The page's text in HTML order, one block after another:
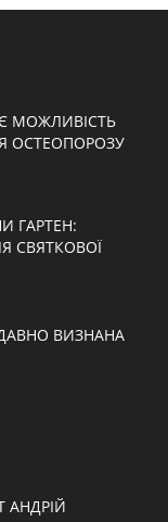
МОЖЛИВІСТЬ
ОСТЕОПОРОЗУ
ГАРТЕН:
СВЯТКОВОЇ
ВИЗНАНА
АНДРІЙ